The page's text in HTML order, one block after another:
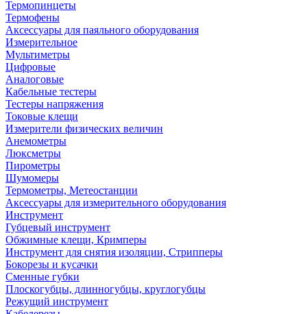
Термопинцеты
Термофены
Аксессуары для паяльного оборудования
Измерительное
Мультиметры
Цифровые
Аналоговые
Кабельные тестеры
Тестеры напряжения
Токовые клещи
Измерители физических величин
Анемометры
Люксметры
Пирометры
Шумомеры
Термометры, Метеостанции
Аксессуары для измерительного оборудования
Инструмент
Губцевый инструмент
Обжимные клещи, Кримперы
Инструмент для снятия изоляции, Стрипперы
Бокорезы и кусачки
Сменные губки
Плоскогубцы, длинногубцы, круглогубцы
Режущий инструмент